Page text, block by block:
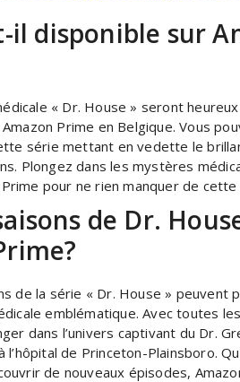
il disponible sur
« Dr. House » seront
Prime en Belgique. Vous
série mettant en vedette le
Plongez dans les mystères
pour ne rien manquer de
de Dr.
de la série « Dr. House » peuvent
emblématique. Avec toutes
dans l’univers captivant du Dr.
l’hôpital de Princeton-Plainsboro.
de nouveaux épisodes,